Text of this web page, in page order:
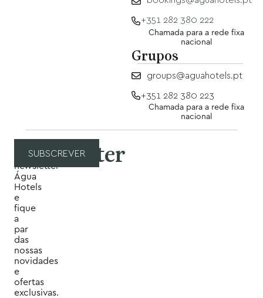
+351 282 380 222
Chamada para a rede fixa
nacional
Grupos
groups@aguahotels.pt
+351 282 380 223
Chamada para a rede fixa
nacional
Newsletter
newsletter
Água
Hotels
e
fique
a
par
das
nossas
novidades
e
ofertas
exclusivas.
SUBSCREVER